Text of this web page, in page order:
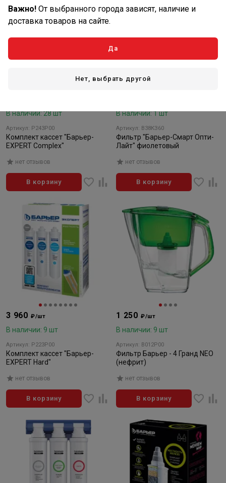
В наличии: 28 шт
Артикул: Р243Р00
Комплект кассет "Барьер-
EXPERT Complex"
нет отзывов
В корзину
В наличии: 1 шт
Артикул: В38КЗ60
Фильтр "Барьер-Смарт Опти-
Лайт" фиолетовый
нет отзывов
В корзину
3 960 ₽/шт
В наличии: 9 шт
Артикул: Р223Р00
Комплект кассет "Барьер-
EXPERT Hard"
нет отзывов
В корзину
1 250 ₽/шт
В наличии: 9 шт
Артикул: В012Р00
Фильтр Барьер - 4 Гранд NEO
(нефрит)
нет отзывов
В корзину
Важно! От выбранного города зависят, наличие и
доставка товаров на сайте.
Да
Нет, выбрать другой